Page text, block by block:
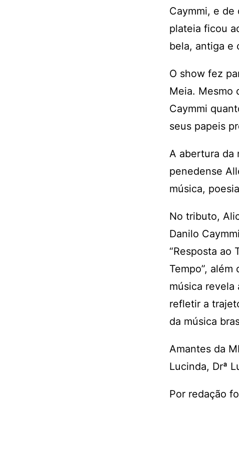
Caymmi, e de
plateia ficou
bela, antiga e
O show fez
Meia. Mesmo
Caymmi
seus papeis
A abertura da
penedense
música,
No tributo,
Danilo
“Resposta ao
Tempo”, além
música revela
refletir a
da música
Amantes da
Lucinda, Drª
Por redação